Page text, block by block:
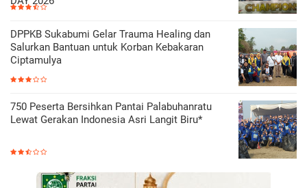
DPPKB Sukabumi Gelar Trauma Healing dan
Salurkan Bantuan untuk Korban Kebakaran
Ciptamulya
750 Peserta Bersihkan Pantai Palabuhanratu
Lewat Gerakan Indonesia Asri Langit Biru*